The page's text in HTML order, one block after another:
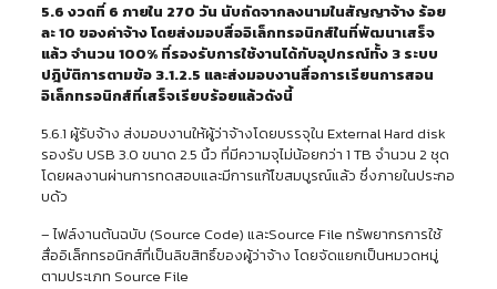
5.6 งวดที่ 6 ภายใน 270 วัน นับถัดจากลงนามในสัญญาจ้าง ร้อย
ละ 10 ของค่าจ้าง โดยส่งมอบสื่ออิเล็กทรอนิกส์ในที่พัฒนาเสร็จ
แล้ว จำนวน 100% ที่รองรับการใช้งานได้กับอุปกรณ์ทั้ง 3 ระบบ
ปฎิบัติการตามข้อ 3.1.2.5 และส่งมอบงานสื่อการเรียนการสอน
อิเล็กทรอนิกส์ที่เสร็จเรียบร้อยแล้วดังนี้
5.6.1 ผู้รับจ้าง ส่งมอบงานให้ผู้ว่าจ้างโดยบรรจุใน External Hard disk
รองรับ USB 3.0 ขนาด 2.5 นิ้ว ที่มีความจุไม่น้อยกว่า 1 TB จำนวน 2 ชุด
โดยผลงานผ่านการทดสอบและมีการแก้ไขสมบูรณ์แล้ว ซึ่งภายในประกอ
บด้ว
– ไฟล์งานต้นฉบับ (Source Code) และSource File ทรัพยากรการใช้
สื่ออิเล็กทรอนิกส์ที่เป็นลิขสิทธิ์ของผู้ว่าจ้าง โดยจัดแยกเป็นหมวดหมู่
ตามประเภท Source File